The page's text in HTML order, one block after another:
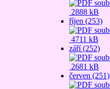
2888 kB
říjen (253)
4711 kB
září (252)
2681 kB
červen (251)